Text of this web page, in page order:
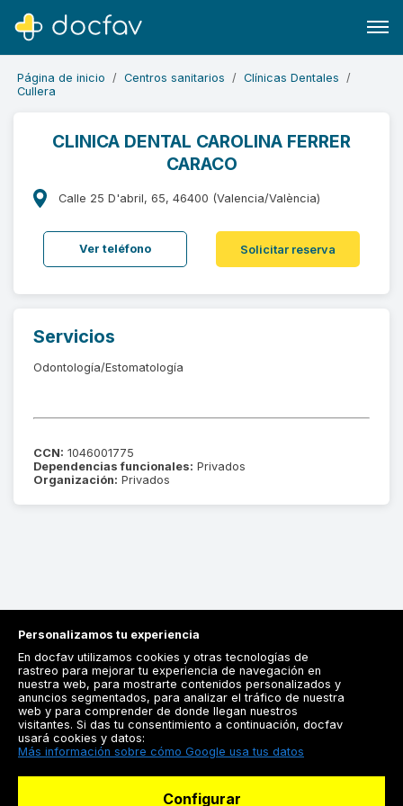
Buscar
Software para clínicas
Soporte
¿Eres un doctor?
Página de inicio Centros sanitarios
Clínicas Dentales
Cullera
CLINICA DENTAL CAROLINA FERRER
CARACO
Calle 25 D'abril, 65, 46400 (Valencia/València)
Ver teléfono Solicitar reserva
Servicios
Odontología/Estomatología
CCN: 1046001775
Dependencias funcionales: Privados
Organización: Privados
Registrarse
Docfav
Personalizamos tu experiencia
En docfav utilizamos cookies y otras tecnologías de
rastreo para mejorar tu experiencia de navegación en
nuestra web, para mostrarte contenidos personalizados y
anuncios segmentados, para analizar el tráfico de nuestra
web y para comprender de donde llegan nuestros
visitantes. Si das tu consentimiento a continuación, docfav
usará cookies y datos:
Más información sobre cómo Google usa tus datos
Configurar